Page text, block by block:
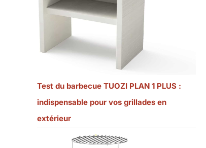
Test du barbecue TUOZI PLAN 1 PLUS :
indispensable pour vos grillades en
extérieur